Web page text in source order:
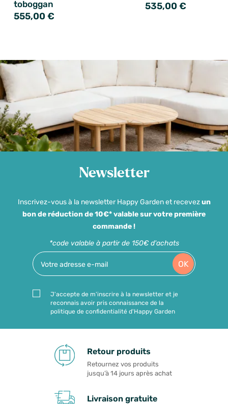
toboggan
555,00 €
535,00 €
Newsletter
Inscrivez-vous à la newsletter Happy Garden et recevezun
bon de réduction de 10€* valable sur votre première
commande !
*code valable à partir de 150€ d'achats
OK
J'accepte de m'inscrire à la newsletter et je
reconnais avoir pris connaissance de la
politique de confidentialité d'Happy Garden
Retour produits
Retournez vos produits
jusqu’à 14 jours après achat
Livraison gratuite